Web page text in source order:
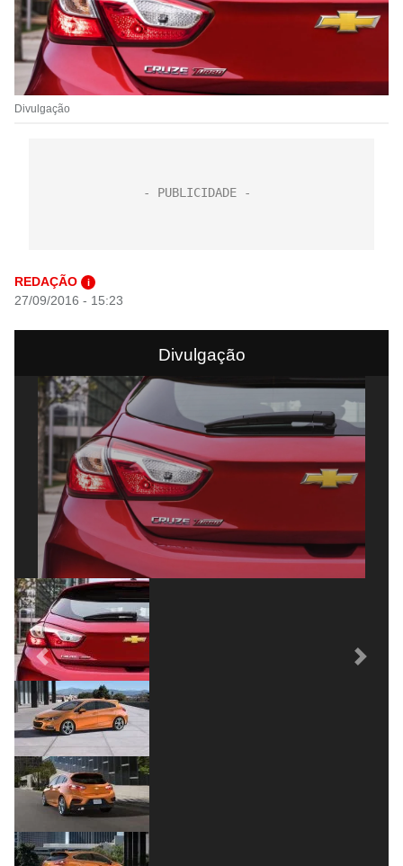
Divulgação
REDAÇÃO i
27/09/2016 - 15:23
Divulgação
Previous Next